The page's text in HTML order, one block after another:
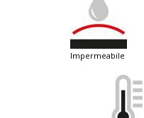
impermeabile